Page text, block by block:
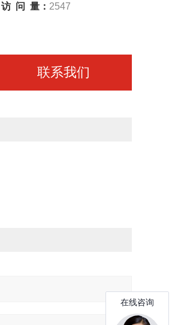
访 问 量： 2547
联系我们